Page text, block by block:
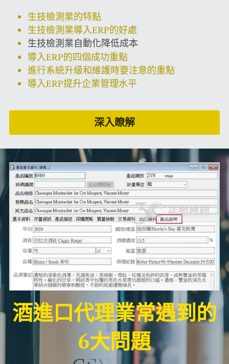
生技檢測業的特點
生技檢測業導入ERP的好處
生技檢測業自動化降低成本
導入ERP的四個成功重點
進行系統升級和維護時要注意的重點
導入ERP提升企業管理水平
深入瞭解
酒進口代理業常遇到的
6大問題